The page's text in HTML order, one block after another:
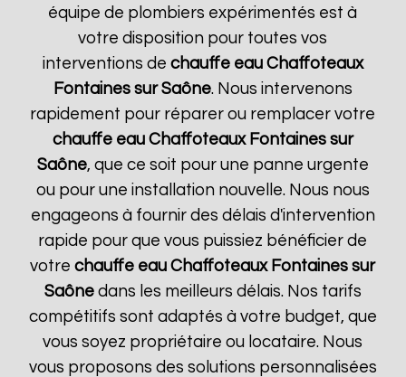
équipe de plombiers expérimentés est à
votre disposition pour toutes vos
interventions de chauffe eau Chaffoteaux
Fontaines sur Saône. Nous intervenons
rapidement pour réparer ou remplacer votre
chauffe eau Chaffoteaux Fontaines sur
Saône, que ce soit pour une panne urgente
ou pour une installation nouvelle. Nous nous
engageons à fournir des délais d'intervention
rapide pour que vous puissiez bénéficier de
votrechauffe eau Chaffoteaux Fontaines sur
Saônedans les meilleurs délais. Nos tarifs
compétitifs sont adaptés à votre budget, que
vous soyez propriétaire ou locataire. Nous
vous proposons des solutions personnalisées